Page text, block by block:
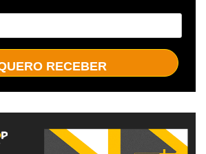
RECEBER